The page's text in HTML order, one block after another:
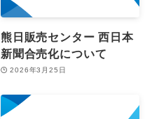
熊日販売センター 西日本
新聞合売化について
2026年3月25日